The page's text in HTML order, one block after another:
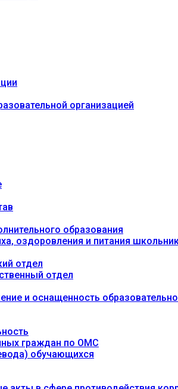
организацией
образования
оздоровления и питания
отдел
отдел
и оснащенность
граждан по ОМС
обучающихся